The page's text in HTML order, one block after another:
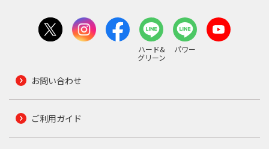
ハード&
グリーン
パワー
お問い合わせ
ご利用ガイド